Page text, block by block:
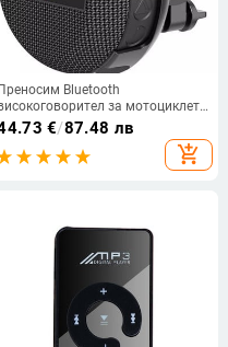
Bluetooth
за мотоциклет
Безжичен високоговорител за
велосипед със силен звук 5.0 IP65
външен
€/87.48 лв
add_shopping_cart